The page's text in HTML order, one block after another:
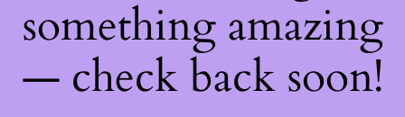
something amazing
— check back soon!